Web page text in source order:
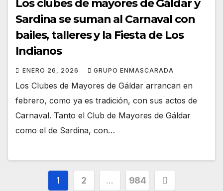
Los clubes de mayores de Gáldar y
Sardina se suman al Carnaval con
bailes, talleres y la Fiesta de Los
Indianos
ENERO 26, 2026 GRUPO ENMASCARADA
Los Clubes de Mayores de Gáldar arrancan en
febrero, como ya es tradición, con sus actos de
Carnaval. Tanto el Club de Mayores de Gáldar
como el de Sardina, con…
Paginación
1 2 … 984